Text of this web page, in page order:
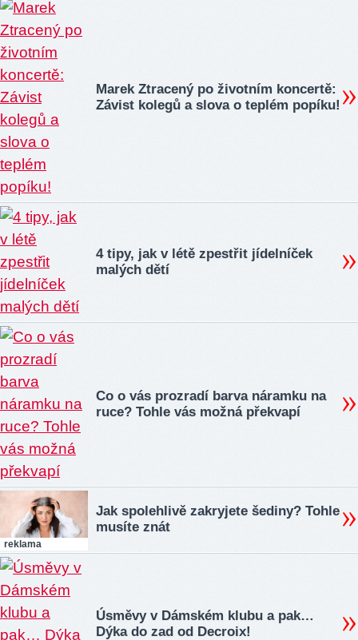
Marek Ztracený po životním koncertě:
Závist kolegů a slova o teplém popíku!
4 tipy, jak v létě zpestřit jídelníček
malých dětí
Co o vás prozradí barva náramku na
ruce? Tohle vás možná překvapí
reklama
Jak spolehlivě zakryjete šediny? Tohle
musíte znát
Úsměvy v Dámském klubu a pak…
Dýka do zad od Decroix!